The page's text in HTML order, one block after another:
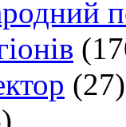
(27)